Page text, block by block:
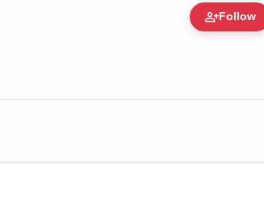
person_addFollow
• 28 May, 2026